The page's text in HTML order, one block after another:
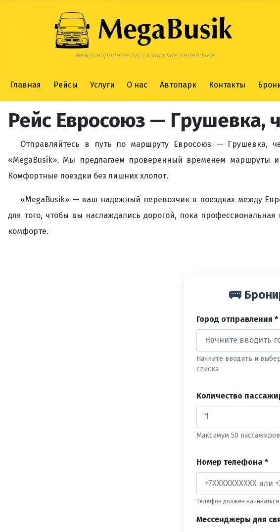
международные пассажирские перевозки
Главная Рейсы Услуги О нас Автопарк Контакты
Рейс Евросоюз — Грушевка,
Отправляйтесь в путь по маршруту Евросоюз — Грушевка,
«MegaBusik». Мы предлагаем проверенный временем маршруты
Комфортные поездки без лишних хлопот.
«MegaBusik» — ваш надежный перевозчик в поездках между
для того, чтобы вы наслаждались дорогой, пока
комфорте.
🚌
Город отправления *
Начните вводить и
списка
Количество
Максимум 50 пассажиров
Номер телефона *
Телефон должен
Мессенджеры для